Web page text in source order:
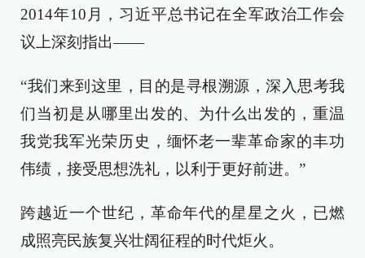
2014年10月，习近平总书记在全军政治工作会
议上深刻指出——
“我们来到这里，目的是寻根溯源，深入思考我
们当初是从哪里出发的、为什么出发的，重温
我党我军光荣历史，缅怀老一辈革命家的丰功
伟绩，接受思想洗礼，以利于更好前进。”
跨越近一个世纪，革命年代的星星之火，已燃
成照亮民族复兴壮阔征程的时代炬火。